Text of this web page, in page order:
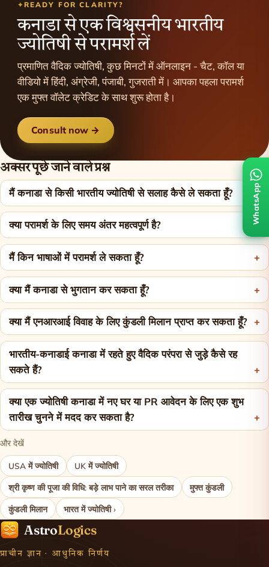
READY FOR CLARITY?
कनाडा से एक विश्वसनीय भारतीय
ज्योतिषी से परामर्श लें
प्रमाणित वैदिक ज्योतिषी, कुछ मिनटों में ऑनलाइन - चैट, कॉल या
वीडियो में हिंदी, अंग्रेजी, पंजाबी, गुजराती में। आपका पहला परामर्श
एक मुफ्त वॉलेट क्रेडिट के साथ शुरू होता है।
Consult now →
अक्सर पूछे जाने वाले प्रश्न
मैं कनाडा से किसी भारतीय ज्योतिषी से सलाह कैसे ले सकता हूँ?
क्या परामर्श के लिए समय अंतर महत्वपूर्ण है?
मैं किन भाषाओं में परामर्श ले सकता हूँ?
क्या मैं कनाडा से भुगतान कर सकता हूँ?
क्या मैं एनआरआई विवाह के लिए कुंडली मिलान प्राप्त कर सकता हूँ?
भारतीय-कनाडाई कनाडा में रहते हुए वैदिक परंपरा से जुड़े कैसे रह
सकते हैं?
क्या एक ज्योतिषी कनाडा में नए घर या PR आवेदन के लिए एक शुभ
तारीख चुनने में मदद कर सकता है?
और देखें
USA में ज्योतिषी UK में ज्योतिषी
श्री कृष्ण की पूजा की विधि: बड़े लाभ पाने का सरल तरीका मुफ्त कुंडली
कुंडली मिलान भारत में ज्योतिषी ›
AstroLogics
प्राचीन ज्ञान · आधुनिक निर्णय
WhatsApp